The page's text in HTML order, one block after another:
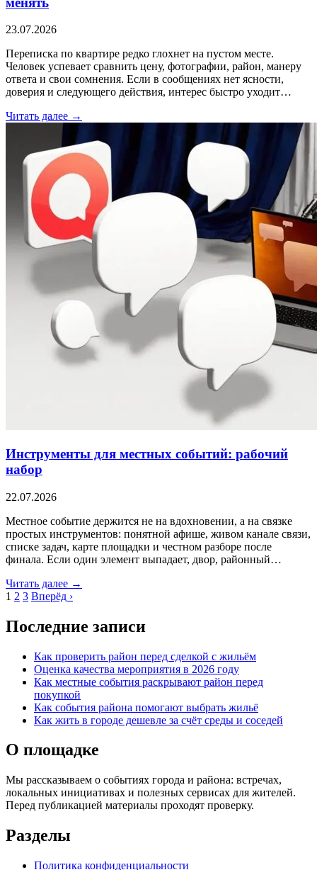
23.07.2026
Переписка по квартире редко глохнет на пустом месте.
Человек успевает сравнить цену, фотографии, район, манеру
ответа и свои сомнения. Если в сообщениях нет ясности,
доверия и следующего действия, интерес быстро уходит…
Читать далее →
Инструменты для местных событий: рабочий
набор
22.07.2026
Местное событие держится не на вдохновении, а на связке
простых инструментов: понятной афише, живом канале связи,
списке задач, карте площадки и честном разборе после
финала. Если один элемент выпадает, двор, районный…
Читать далее →
1 2 3 Вперёд ›
Последние записи
Как проверить район перед сделкой с жильём
Оценка качества мероприятия в 2026 году
Как местные события раскрывают район перед
покупкой
Как события района помогают выбрать жильё
Как жить в городе дешевле за счёт среды и соседей
О площадке
Мы рассказываем о событиях города и района: встречах,
локальных инициативах и полезных сервисах для жителей.
Перед публикацией материалы проходят проверку.
Разделы
Политика конфиденциальности